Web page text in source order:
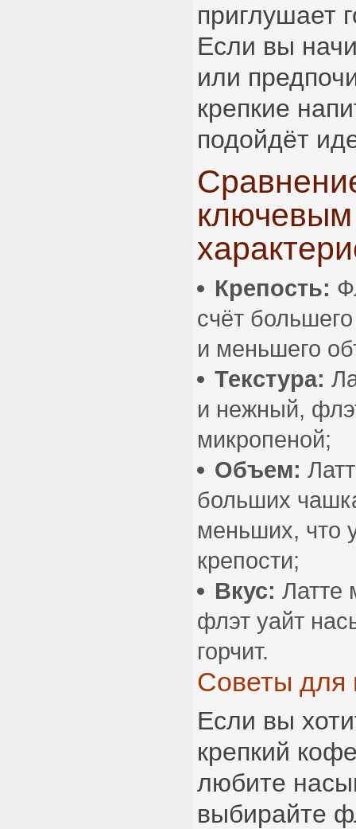
приглушает
Если вы
или
крепкие
подойдёт
ключевым
Крепость:
счёт
и меньшего
Текстура:
и нежный,
микропеной;
Объем:
больших
меньших, что
крепости;
Вкус: Латте
флэт уайт
горчит.
Советы для
Если вы
крепкий
любите
выбирайте